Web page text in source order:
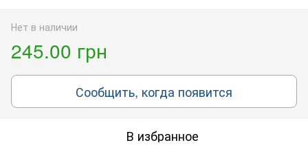
Нет в наличии
245.00 грн
Сообщить, когда появится
В избранное